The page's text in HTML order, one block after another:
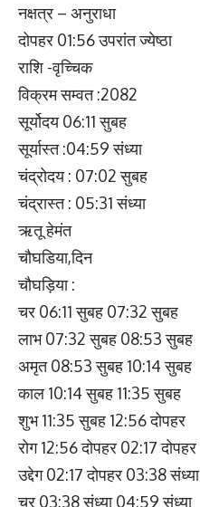
नक्षत्र – अनुराधा
दोपहर 01:56 उपरांत ज्येष्ठा
राशि -वृच्चिक
विक्रम सम्वत :2082
सूर्योदय 06:11 सुबह
सूर्यास्त :04:59 संध्या
चंद्रोदय : 07:02 सुबह
चंद्रास्त : 05:31 संध्या
ऋतू हेमंत
चौघडिया,दिन
चौघड़िया :
चर 06:11 सुबह 07:32 सुबह
लाभ 07:32 सुबह 08:53 सुबह
अमृत 08:53 सुबह 10:14 सुबह
काल 10:14 सुबह 11:35 सुबह
शुभ 11:35 सुबह 12:56 दोपहर
रोग 12:56 दोपहर 02:17 दोपहर
उद्देग 02:17 दोपहर 03:38 संध्या
चर 03:38 संध्या 04:59 संध्या